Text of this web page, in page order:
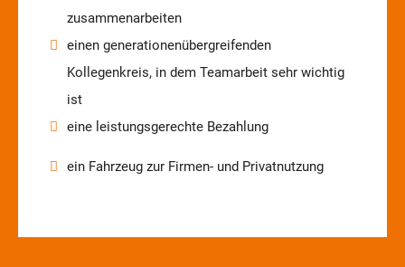
zusammenarbeiten
einen generationenübergreifenden
Kollegenkreis, in dem Teamarbeit sehr wichtig
ist
eine leistungsgerechte Bezahlung
ein Fahrzeug zur Firmen- und Privatnutzung